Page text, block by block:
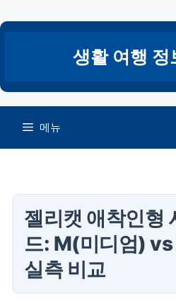
텐
건
너
생활 여행 정
메뉴
젤리캣 애착인형
드: M(미디엄)
실측 비교